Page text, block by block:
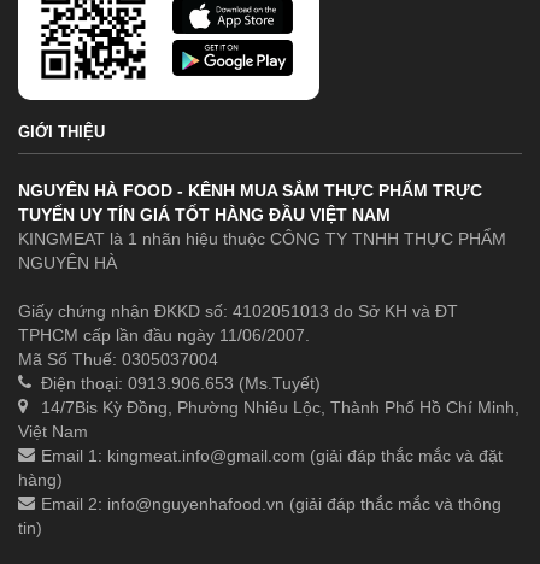
GIỚI THIỆU
NGUYÊN HÀ FOOD - KÊNH MUA SẮM THỰC PHẨM TRỰC
TUYẾN UY TÍN GIÁ TỐT HÀNG ĐẦU VIỆT NAM
KINGMEAT là 1 nhãn hiệu thuộc CÔNG TY TNHH THỰC PHẨM
NGUYÊN HÀ
Giấy chứng nhận ĐKKD số: 4102051013 do Sở KH và ĐT
TPHCM cấp lần đầu ngày 11/06/2007.
Mã Số Thuế: 0305037004
Điện thoại: 0913.906.653 (Ms.Tuyết)
14/7Bis Kỳ Đồng, Phường Nhiêu Lộc, Thành Phố Hồ Chí Minh,
Việt Nam
Email 1: kingmeat.info@gmail.com (giải đáp thắc mắc và đặt
hàng)
Email 2: info@nguyenhafood.vn (giải đáp thắc mắc và thông
tin)